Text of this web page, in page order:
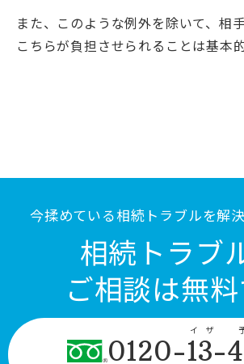
また、このような例外を除いて、相
こちらが負担させられることは基本
今揉めている相続トラブルを解
相続トラブ
ご相談は無
0120-13-
イザ